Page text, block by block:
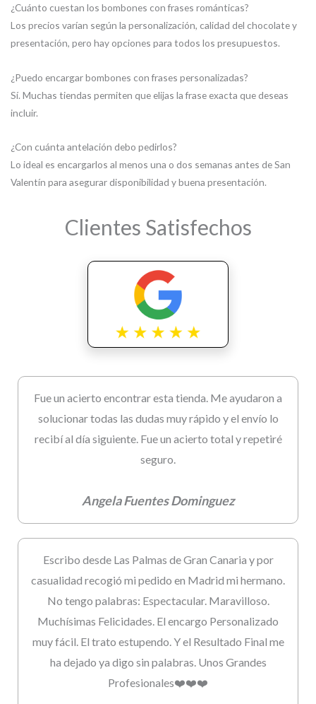
¿Cuánto cuestan los bombones con frases románticas?
Los precios varían según la personalización, calidad del chocolate y
presentación, pero hay opciones para todos los presupuestos.
¿Puedo encargar bombones con frases personalizadas?
Sí. Muchas tiendas permiten que elijas la frase exacta que deseas
incluir.
¿Con cuánta antelación debo pedirlos?
Lo ideal es encargarlos al menos una o dos semanas antes de San
Valentín para asegurar disponibilidad y buena presentación.
Clientes Satisfechos
Fue un acierto encontrar esta tienda. Me ayudaron a
solucionar todas las dudas muy rápido y el envío lo
recibí al día siguiente. Fue un acierto total y repetiré
seguro.
Angela Fuentes Dominguez
Escribo desde Las Palmas de Gran Canaria y por
casualidad recogió mi pedido en Madrid mi hermano.
No tengo palabras: Espectacular. Maravilloso.
Muchísimas Felicidades. El encargo Personalizado
muy fácil. El trato estupendo. Y el Resultado Final me
ha dejado ya digo sin palabras. Unos Grandes
Profesionales❤️❤️❤️